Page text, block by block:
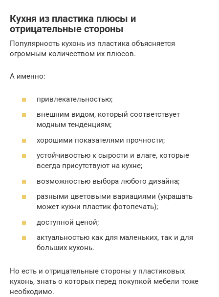
Кухня из пластика плюсы и
отрицательные стороны
Популярность кухонь из пластика объясняется
огромным количеством их плюсов.
А именно:
привлекательностью;
внешним видом, который соответствует
модным тенденциям;
хорошими показателями прочности;
устойчивостью к сырости и влаге, которые
всегда присутствуют на кухне;
возможностью выбора любого дизайна;
разными цветовыми вариациями (украшать
может кухни пластик фотопечать);
доступной ценой;
актуальностью как для маленьких, так и для
больших кухонь.
Но есть и отрицательные стороны у пластиковых
кухонь, знать о которых перед покупкой мебели тоже
необходимо.